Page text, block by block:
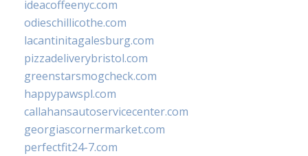
ideacoffeenyc.com
odieschillicothe.com
lacantinitagalesburg.com
pizzadeliverybristol.com
greenstarsmogcheck.com
happypawspl.com
callahansautoservicecenter.com
georgiascornermarket.com
perfectfit24-7.com